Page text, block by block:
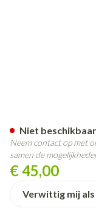
€ 45,00
Verwittig mij
Niet beschikbaar
Neem contact op met
samen de